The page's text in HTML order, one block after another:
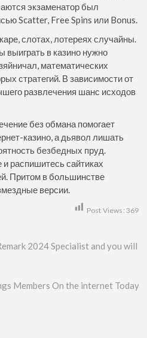
экзаменатор был
Scatter, Free Spins или Bonus.
слотах, лотереях случайны.
выиграть в казино нужно
математических
стратегий. В зависимости от
развлечения шанс исходов
без обмана помогает
казино, а дьявол лишать
безбедных пруд.
и распишитесь сайтиках
Притом в большинстве
версии.
Post Views: 369
2024 Specialist and you will
Members On the internet Today